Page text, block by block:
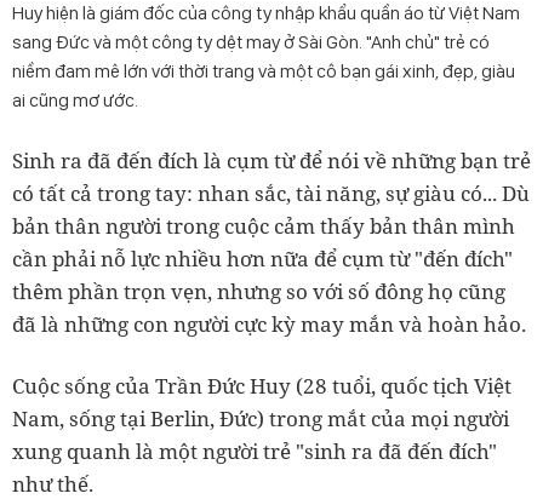
Huy hiện là giám đốc của công ty nhập khẩu quần áo từ Việt Nam
sang Đức và một công ty dệt may ở Sài Gòn. "Anh chủ" trẻ có
niềm đam mê lớn với thời trang và một cô bạn gái xinh, đẹp, giàu
ai cũng mơ ước.
Sinh ra đã đến đích là cụm từ để nói về những bạn trẻ
có tất cả trong tay: nhan sắc, tài năng, sự giàu có... Dù
bản thân người trong cuộc cảm thấy bản thân mình
cần phải nỗ lực nhiều hơn nữa để cụm từ "đến đích"
thêm phần trọn vẹn, nhưng so với số đông họ cũng
đã là những con người cực kỳ may mắn và hoàn hảo.
Cuộc sống của Trần Đức Huy (28 tuổi, quốc tịch Việt
Nam, sống tại Berlin, Đức) trong mắt của mọi người
xung quanh là một người trẻ "sinh ra đã đến đích"
như thế.